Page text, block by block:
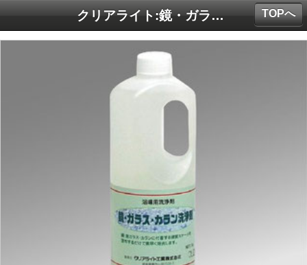
クリアライト:鏡・ガラス・カラン洗浄剤 1kg TOPへ